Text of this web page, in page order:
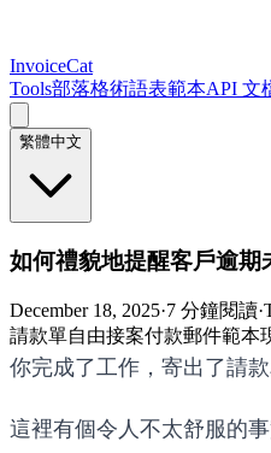
InvoiceCat
Tools部落格術語表範本API 文
繁體中文
如何禮貌地提醒客戶逾期
December 18, 2025·7 分鐘閱讀·
請款單自由接案付款郵件範本
你完成了工作，寄出了請
這裡有個令人不太舒服的事